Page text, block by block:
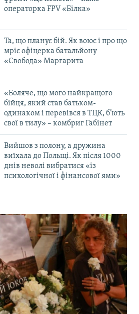
операторка FPV «Білка»
Та, що планує бій. Як воює і про що
мріє офіцерка батальйону
«Свобода» Маргарита
«Боляче, що мого найкращого
бійця, який став батьком-
одинаком і перевівся в ТЦК, б’ють
свої в тилу» – комбриг Габінет
Вийшов з полону, а дружина
виїхала до Польщі. Як після 1000
днів неволі вибратися «із
психологічної і фінансової ями»